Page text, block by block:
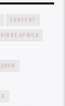
CONCERT
HIRDÉ AFRICA